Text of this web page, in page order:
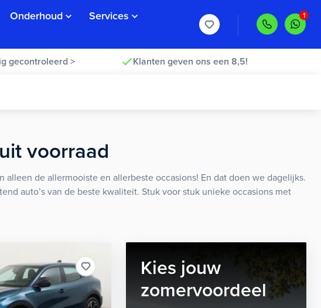
Onderhoud
Services
gecontroleerd > Klanten geven ons een 8,5!
voorraad
de allermooiste en allerbeste occasions! En dat doen we dagelijks.
auto’s van de beste kwaliteit. Stuk voor stuk unieke occasions met
Kies jouw
zomervoordeel